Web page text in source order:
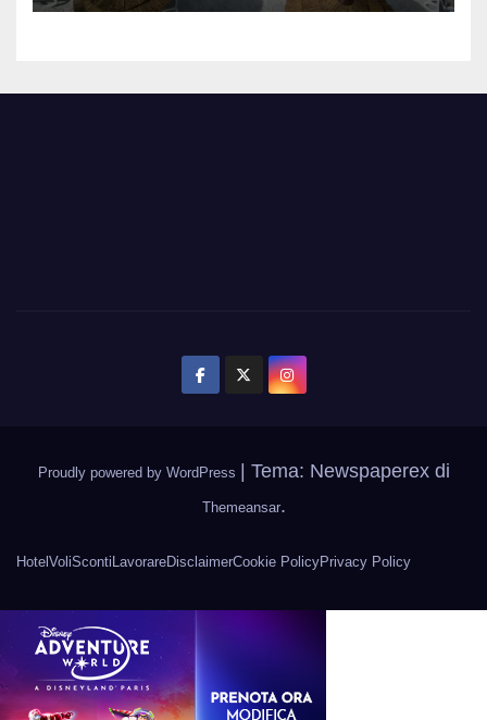
Proudly powered by WordPress Tema: Newspaperex di
Themeansar.
HotelVoliScontiLavorareDisclaimerCookie PolicyPrivacy Policy